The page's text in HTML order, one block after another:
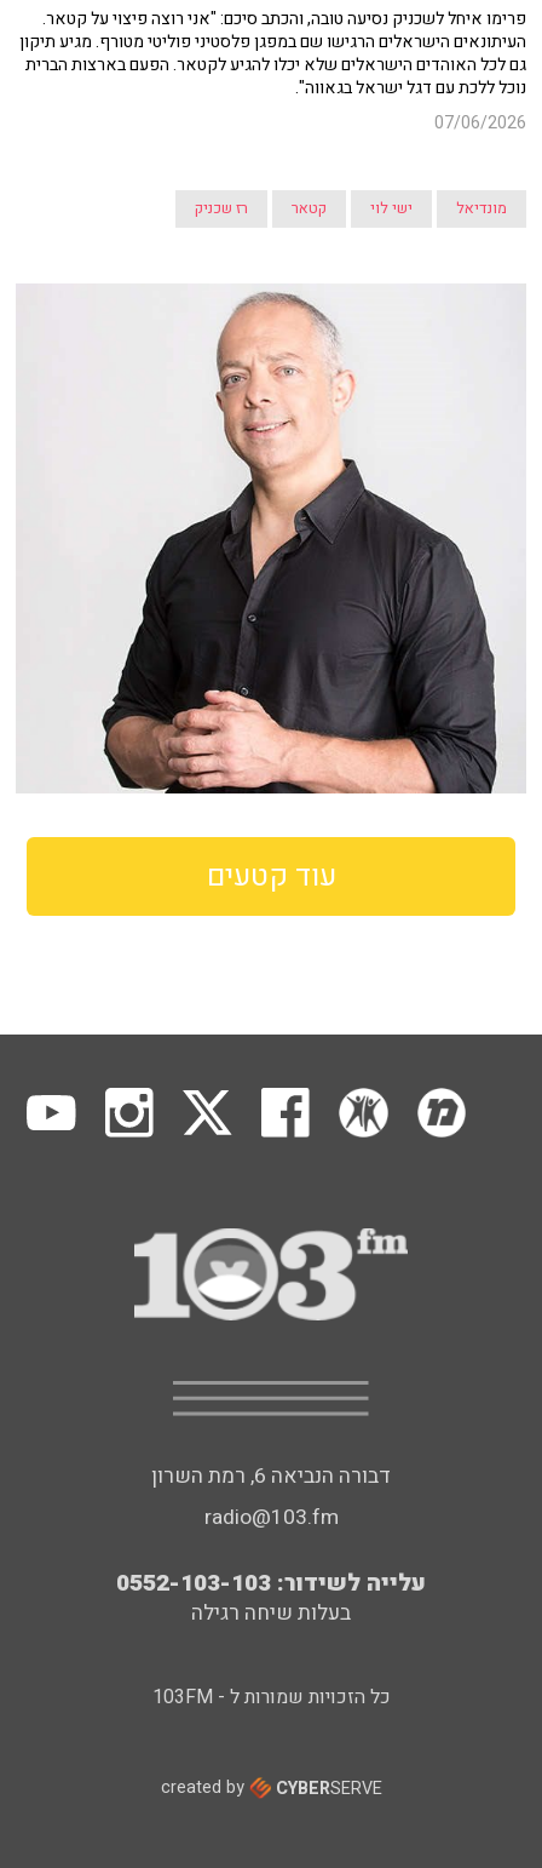
פרימו איחל לשכניק נסיעה טובה, והכתב סיכם: "אני רוצה פיצוי על קטאר.
העיתונאים הישראלים הרגישו שם במפגן פלסטיני פוליטי מטורף. מגיע תיקון
גם לכל האוהדים הישראלים שלא יכלו להגיע לקטאר. הפעם בארצות הברית
נוכל ללכת עם דגל ישראל בגאווה".
07/06/2026
מונדיאל ישי לוי קטאר רז שכניק
עוד קטעים
דבורה הנביאה 6, רמת השרון
radio@103.fm
עלייה לשידור: 0552-103-103
בעלות שיחה רגילה
כל הזכויות שמורות ל - 103FM
created by CYBERSERVE